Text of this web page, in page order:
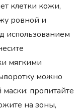
клетки кожи,
ровной и
использованием
мягкими
можно
маски: пропитайте
на зоны,